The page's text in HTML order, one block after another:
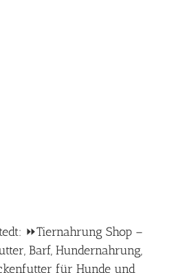
⏩Tiernahrung Shop –
Barf, Hundernahrung,
für Hunde und